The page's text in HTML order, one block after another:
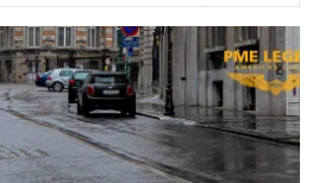
en mariage idyllique à Bruxelles.
où poser le genou par terre…
chemise casual et pantalon chino,